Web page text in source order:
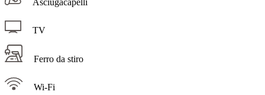
Asciugacapelli
TV
Ferro da stiro
Wi-Fi